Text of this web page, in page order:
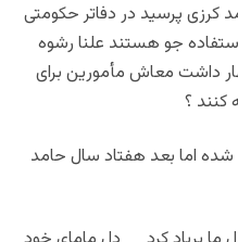
کرزی پرسید در دفاتر حکومتی
استفاده جو هستند علنا رشوه
داشت معاش مأمورین برای
؟
شده اما بعد هفتاد سال حامد